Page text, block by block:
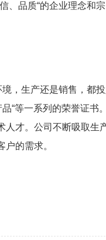
、品质“的企业理念和
，生产还是销售，都
“等一系列的荣誉证
才。公司不断吸取生
的需求。